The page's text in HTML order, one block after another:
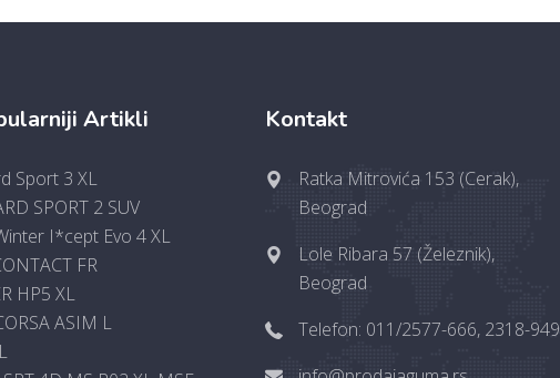
Artikli
Sport 3 XL
SPORT 2 SUV
I*cept Evo 4 XL
FR
HP5 XL
ASIM L
Kontakt
Ratka Mitrovića 153 (Cerak),
Beograd
Lole Ribara 57 (Železnik),
Beograd
Telefon: 011/2577-666, 2318-949